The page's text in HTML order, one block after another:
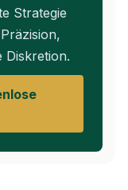
Strategie
Diskretion.